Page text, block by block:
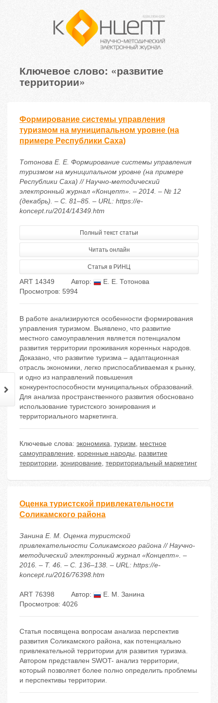
Ключевое слово: «развитие
территории»
Формирование системы управления
туризмом на муниципальном уровне (на
примере Республики Саха)
Тотонова Е. Е. Формирование системы управления
туризмом на муниципальном уровне (на примере
Республики Саха) // Научно-методический
электронный журнал «Концепт». – 2014. – № 12
(декабрь). – С. 81–85. – URL: https://e-
koncept.ru/2014/14349.htm
Полный текст статьи
Читать онлайн
Статья в РИНЦ
ART 14349 Автор:
Е. Е. Тотонова
Просмотров: 5994
В работе анализируются особенности формирования
управления туризмом. Выявлено, что развитие
местного самоуправления является потенциалом
развития территории проживания коренных народов.
Доказано, что развитие туризма – адаптационная
отрасль экономики, легко приспосабливаемая к рынку,
и одно из направлений повышения
конкурентоспособности муниципальных образований.
Для анализа пространственного развития обосновано
использование туристского зонирования и
территориального маркетинга.
Ключевые слова: экономика, туризм, местное
самоуправление, коренные народы, развитие
территории, зонирование, территориальный маркетинг
Оценка туристской привлекательности
Соликамского района
Занина Е. М. Оценка туристской
привлекательности Соликамского района // Научно-
методический электронный журнал «Концепт». –
2016. – Т. 46. – С. 136–138. – URL: https://e-
koncept.ru/2016/76398.htm
ART 76398 Автор:
Е. М. Занина
Просмотров: 4026
Статья посвящена вопросам анализа перспектив
развития Соликамского района, как потенциально
привлекательной территории для развития туризма.
Автором представлен SWOT- анализ территории,
который позволяет более полно определить проблемы
и перспективы территории.